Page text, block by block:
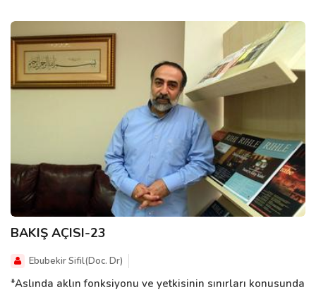
BAKIŞ AÇISI-23
Ebubekir Sifil(Doc. Dr)
*Aslında aklın fonksiyonu ve yetkisinin sınırları konusunda